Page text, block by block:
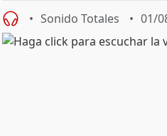
Sonido Totales 01/